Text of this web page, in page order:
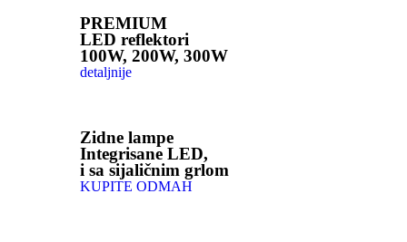
PREMIUM
LED reflektori
100W, 200W, 300W
detaljnije
Zidne lampe
Integrisane LED,
i sa sijaličnim grlom
KUPITE ODMAH